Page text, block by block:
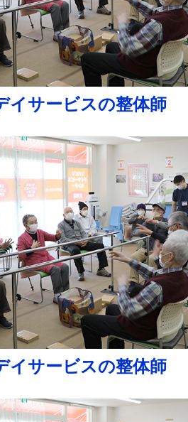
イサービスの整体師
イサービスの整体師